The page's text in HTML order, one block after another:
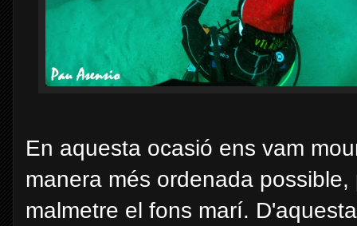
En aquesta ocasió ens vam
manera més ordenada
malmetre el fons marí.